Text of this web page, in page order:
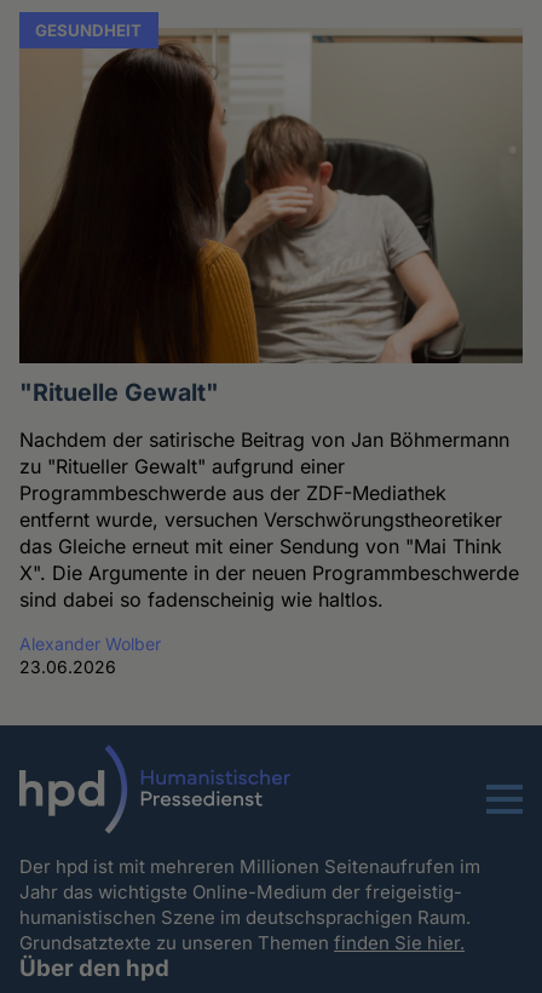
GESUNDHEIT
"Rituelle Gewalt"
Nachdem der satirische Beitrag von Jan Böhmermann
zu "Ritueller Gewalt" aufgrund einer
Programmbeschwerde aus der ZDF-Mediathek
entfernt wurde, versuchen Verschwörungstheoretiker
das Gleiche erneut mit einer Sendung von "Mai Think
X". Die Argumente in der neuen Programmbeschwerde
sind dabei so fadenscheinig wie haltlos.
Alexander Wolber
23.06.2026
Menu
Der hpd ist mit mehreren Millionen Seitenaufrufen im
Jahr das wichtigste Online-Medium der freigeistig-
humanistischen Szene im deutschsprachigen Raum.
Grundsatztexte zu unseren Themenfinden Sie hier.
Über den hpd